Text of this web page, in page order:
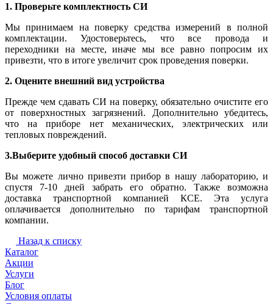
1. Проверьте комплектность СИ
Мы принимаем на поверку средства измерений в полной
комплектации. Удостоверьтесь, что все провода и
переходники на месте, иначе мы все равно попросим их
привезти, что в итоге увеличит срок проведения поверки.
2. Оцените внешний вид устройства
Прежде чем сдавать СИ на поверку, обязательно очистите его
от поверхностных загрязнений. Дополнительно убедитесь,
что на приборе нет механических, электрических или
тепловых повреждений.
3.Выберите удобный способ доставки СИ
Вы можете лично привезти прибор в нашу лабораторию, и
спустя 7-10 дней забрать его обратно. Также возможна
доставка транспортной компанией КСЕ. Эта услуга
оплачивается дополнительно по тарифам транспортной
компании.
Назад к списку
Каталог
Акции
Услуги
Блог
Условия оплаты